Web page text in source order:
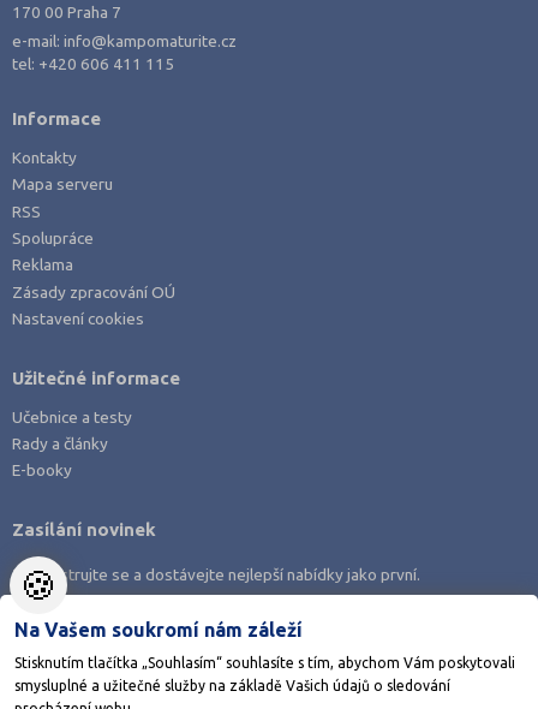
Policejní a vojenské obory
Právo
Pedagogika a sociální péče
Umělecké obory
Praktická škola
Šance na přijetí
170 00 Praha 7
e-mail:info@kampomaturite.cz
tel: +420 606 411 115
Informace
Kontakty
Mapa serveru
RSS
Spolupráce
Reklama
Zásady zpracování OÚ
Nastavení cookies
Užitečné informace
Učebnice a testy
Rady a články
E-booky
Zasílání novinek
Zaregistrujte se a dostávejte nejlepší nabídky jako první.
🍪
Na Vašem soukromí nám záleží
Stisknutím tlačítka „Souhlasím“ souhlasíte s tím, abychom Vám poskytovali
smysluplné a užitečné služby na základě Vašich údajů o sledování